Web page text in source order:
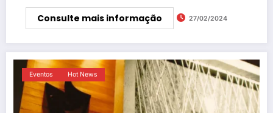
Consulte mais informação 27/02/2024
Eventos Hot News